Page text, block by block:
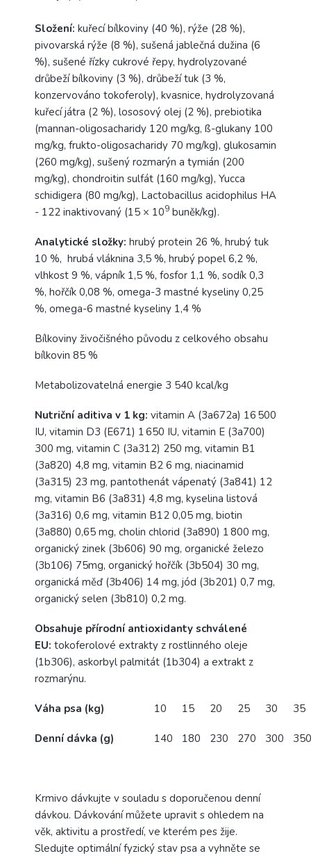
Složení: kuřecí bílkoviny (40 %), rýže (28 %),
pivovarská rýže (8 %), sušená jablečná dužina (6
%), sušené řízky cukrové řepy, hydrolyzované
drůbeží bílkoviny (3 %), drůbeží tuk (3 %,
konzervováno tokoferoly), kvasnice, hydrolyzovaná
kuřecí játra (2 %), lososový olej (2 %), prebiotika
(mannan-oligosacharidy 120 mg/kg, ß-glukany 100
mg/kg, frukto-oligosacharidy 70 mg/kg), glukosamin
(260 mg/kg), sušený rozmarýn a tymián (200
mg/kg), chondroitin sulfát (160 mg/kg), Yucca
schidigera (80 mg/kg), Lactobacillus acidophilus HA
- 122 inaktivovaný (15 × 109 buněk/kg).
Analytické složky: hrubý protein 26 %, hrubý tuk
10 %, hrubá vláknina 3,5 %, hrubý popel 6,2 %,
vlhkost 9 %, vápník 1,5 %, fosfor 1,1 %, sodík 0,3
%, hořčík 0,08 %, omega-3 mastné kyseliny 0,25
%, omega-6 mastné kyseliny 1,4 %
Bílkoviny živočišného původu z celkového obsahu
bílkovin 85 %
Metabolizovatelná energie 3 540 kcal/kg
Nutriční aditiva v 1 kg: vitamin A (3a672a) 16 500
IU, vitamin D3 (E671) 1 650 IU, vitamin E (3a700)
300 mg, vitamin C (3a312) 250 mg, vitamin B1
(3a820) 4,8 mg, vitamin B2 6 mg, niacinamid
(3a315) 23 mg, pantothenát vápenatý (3a841) 12
mg, vitamin B6 (3a831) 4,8 mg, kyselina listová
(3a316) 0,6 mg, vitamin B12 0,05 mg, biotin
(3a880) 0,65 mg, cholin chlorid (3a890) 1 800 mg,
organický zinek (3b606) 90 mg, organické železo
(3b106) 75mg, organický hořčík (3b504) 30 mg,
organická měď (3b406) 14 mg, jód (3b201) 0,7 mg,
organický selen (3b810) 0,2 mg.
Obsahuje přírodní antioxidanty schválené
EU: tokoferolové extrakty z rostlinného oleje
(1b306), askorbyl palmitát (1b304) a extrakt z
rozmarýnu.
Váha psa (kg) 10 15 20 25 30 35
Denní dávka (g) 140 180 230 270 300 350
Krmivo dávkujte v souladu s doporučenou denní
dávkou. Dávkování můžete upravit s ohledem na
věk, aktivitu a prostředí, ve kterém pes žije.
Sledujte optimální fyzický stav psa a vyhněte se